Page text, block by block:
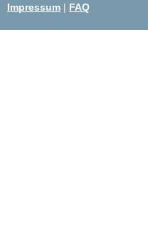
Impressum | FAQ